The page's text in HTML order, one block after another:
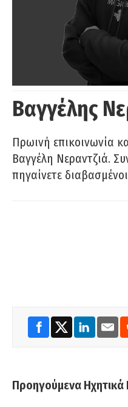
Βαγγέλης
Πρωινή επικοινωνία
Βαγγέλη Νεραντζιά.
πηγαίνετε
Προηγούμενα